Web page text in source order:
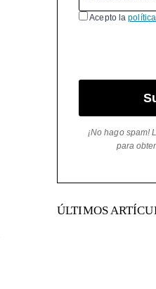
Acepto la
¡No hago spam!
para
ÚLTIMOS